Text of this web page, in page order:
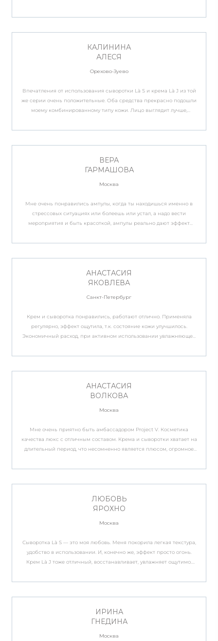
вполне удобно. Насчёт крема, для моей кожи текстура оказалась
КАЛИНИНА
АЛЕСЯ
Орехово-Зуево
Впечатления от использования сыворотки Là S и крема Là J из той
же серии очень положительные. Оба средства прекрасно подошли
моему комбинированному типу кожи. Лицо выглядит лучше,
стала плотнее. Экономичный расход.
ВЕРА
ГАРМАШОВА
Москва
Мне очень понравились ампулы, когда ты находишься именно в
стрессовых ситуациях или болеешь или устал, а надо вести
мероприятия и быть красоткой, ампулы реально дают эффект
дополнительного использования тонального крема. Просто
АНАСТАСИЯ
ЯКОВЛЕВА
Санкт-Петербург
Крем и сыворотка понравились, работают отлично. Применяла
регулярно, эффект ощутила, т.к. состояние кожи улучшилось.
Экономичный расход, при активном использовании увлажняющей
почти на два. Также хочется попробовать восстанавливающие
АНАСТАСИЯ
ВОЛКОВА
Москва
Мне очень приятно быть амбассадором Project V. Косметика
качества люкс с отличным составом. Крема и сыворотки хватает на
длительный период, что несомненно является плюсом, огромное
удовольствием рекомендую своим близким и друзьям. Желаю для
ЛЮБОВЬ
ЯРОХНО
Москва
Сыворотка Là S — это моя любовь. Меня покорила легкая текстура,
удобство в использовании. И, конечно же, эффект просто огонь.
Крем Là J тоже отличный, восстанавливает, увлажняет ощутимо.
ИРИНА
ГНЕДИНА
Москва